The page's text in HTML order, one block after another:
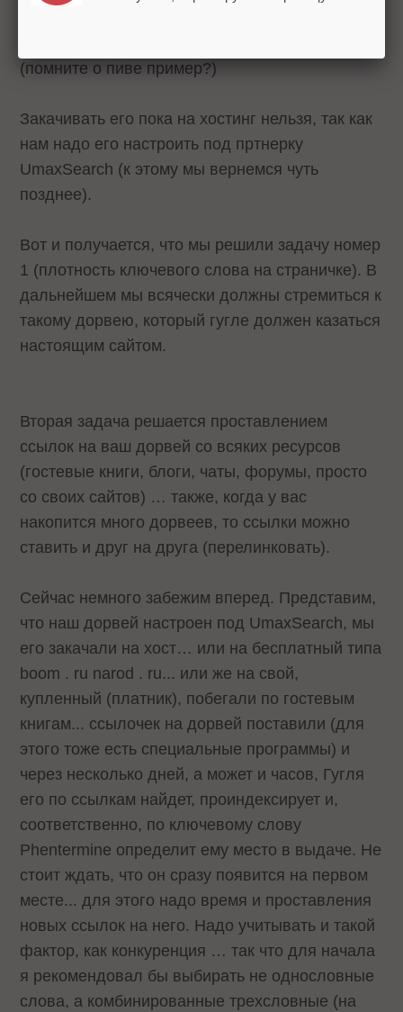
(помните о пиве пример?)
Закачивать его пока на хостинг нельзя, так как
нам надо его настроить под пртнерку
UmaxSearch (к этому мы вернемся чуть
позднее).
Вот и получается, что мы решили задачу номер
1 (плотность ключевого слова на страничке). В
дальнейшем мы всячески должны стремиться к
такому дорвею, который гугле должен казаться
настоящим сайтом.
Вторая задача решается проставлением
ссылок на ваш дорвей со всяких ресурсов
(гостевые книги, блоги, чаты, форумы, просто
со своих сайтов) … также, когда у вас
накопится много дорвеев, то ссылки можно
ставить и друг на друга (перелинковать).
Сейчас немного забежим вперед. Представим,
что наш дорвей настроен под UmaxSearch, мы
его закачали на хост… или на бесплатный типа
boom . ru narod . ru... или же на свой,
купленный (платник), побегали по гостевым
книгам... ссылочек на дорвей поставили (для
этого тоже есть специальные программы) и
через несколько дней, а может и часов, Гугля
его по ссылкам найдет, проиндексирует и,
соответственно, по ключевому слову
Phentermine определит ему место в выдаче. Не
стоит ждать, что он сразу появится на первом
месте... для этого надо время и проставления
новых ссылок на него. Надо учитывать и такой
фактор, как конкуренция … так что для начала
я рекомендовал бы выбирать не однословные
слова, а комбинированные трехсловные (на